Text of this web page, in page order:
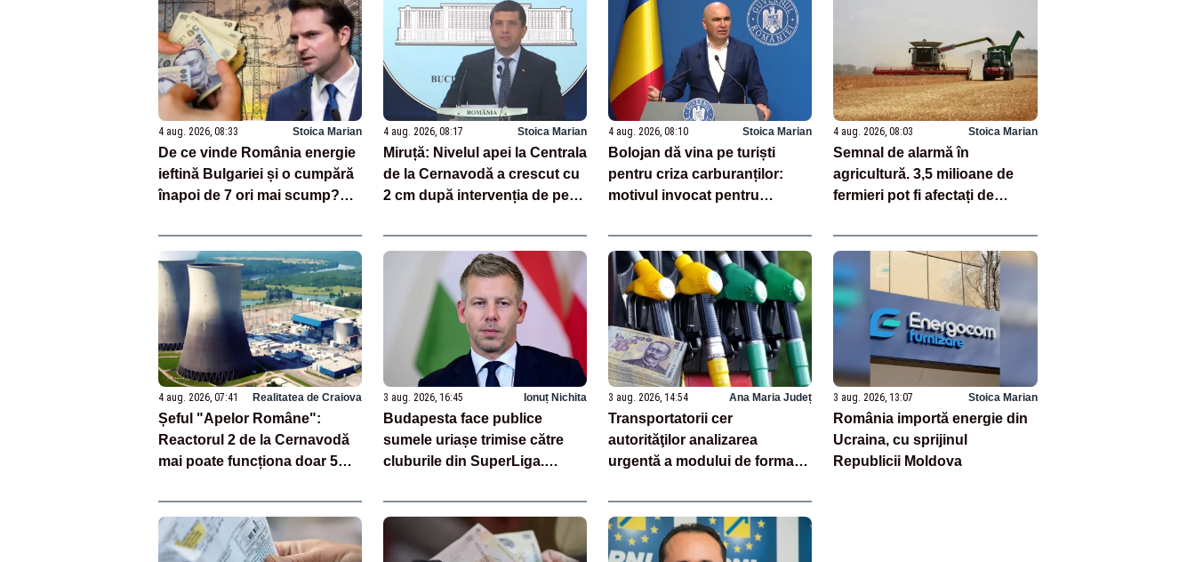
4 aug. 2026, 08:33 Stoica Marian
De ce vinde România energie
ieftină Bulgariei și o cumpără
înapoi de 7 ori mai scump?
4 aug. 2026, 08:17 Stoica Marian
Miruță: Nivelul apei la Centrala
de la Cernavodă a crescut cu
2 cm după intervenția de pe
4 aug. 2026, 08:10 Stoica Marian
Bolojan dă vina pe turiști
pentru criza carburanților:
motivul invocat pentru
4 aug. 2026, 08:03 Stoica Marian
Semnal de alarmă în
agricultură. 3,5 milioane de
fermieri pot fi afectați de
biodiversității
4 aug. 2026, 07:41 Realitatea de Craiova
Șeful "Apelor Române":
Reactorul 2 de la Cernavodă
mai poate funcționa doar 5
3 aug. 2026, 16:45 Ionuț Nichita
Budapesta face publice
sumele uriașe trimise către
cluburile din SuperLiga.
întrebării
3 aug. 2026, 14:54 Ana Maria Județ
Transportatorii cer
autorităţilor analizarea
urgentă a modului de formare
carburanţi
3 aug. 2026, 13:07 Stoica Marian
România importă energie din
Ucraina, cu sprijinul
Republicii Moldova